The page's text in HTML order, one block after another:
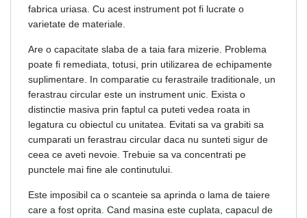
fabrica uriasa. Cu acest instrument pot fi lucrate o
varietate de materiale.
Are o capacitate slaba de a taia fara mizerie. Problema
poate fi remediata, totusi, prin utilizarea de echipamente
suplimentare. In comparatie cu ferastraile traditionale, un
ferastrau circular este un instrument unic. Exista o
distinctie masiva prin faptul ca puteti vedea roata in
legatura cu obiectul cu unitatea. Evitati sa va grabiti sa
cumparati un ferastrau circular daca nu sunteti sigur de
ceea ce aveti nevoie. Trebuie sa va concentrati pe
punctele mai fine ale continutului.
Este imposibil ca o scanteie sa aprinda o lama de taiere
care a fost oprita. Cand masina este cuplata, capacul de